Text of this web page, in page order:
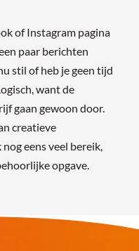
of Instagram pagina
paar berichten
stil of heb je geen tijd
want de
gaan gewoon door.
creatieve
eens veel bereik,
opgave.